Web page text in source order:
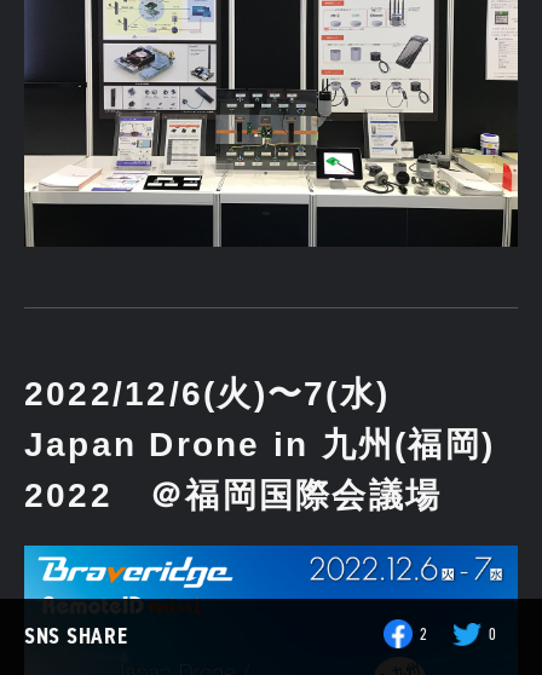
2022/12/6(火)〜7(水)
Japan Drone in 九州(福岡)
2022 ＠福岡国際会議場
SNS SHARE 2 0